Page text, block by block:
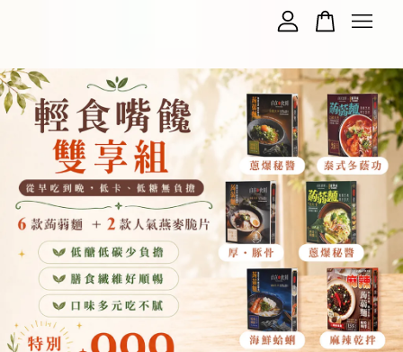
您的購物車目前還是空的。
繼續購物